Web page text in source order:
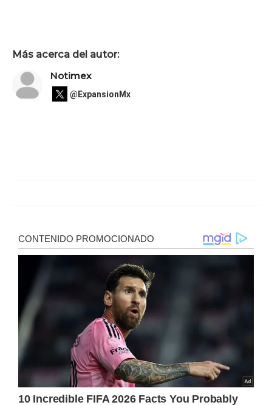
Más acerca del autor:
Notimex
@ExpansionMx